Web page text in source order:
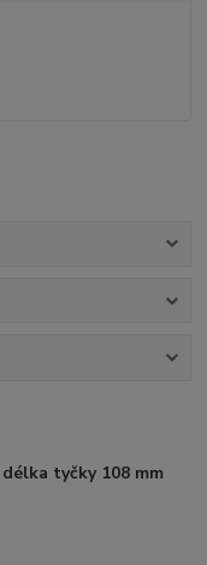
délka tyčky 108 mm